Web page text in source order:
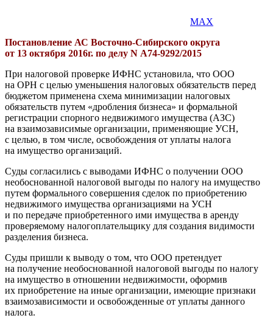
MAX
Постановление АС Восточно-Сибирского округа
от 13 октября 2016г. по делу N А74-9292/2015
При налоговой проверке ИФНС установила, что ООО
на ОРН с целью уменьшения налоговых обязательств перед
бюджетом применена схема минимизации налоговых
обязательств путем «дробления бизнеса» и формальной
регистрации спорного недвижимого имущества (АЗС)
на взаимозависимые организации, применяющие УСН,
с целью, в том числе, освобождения от уплаты налога
на имущество организаций.
Суды согласились с выводами ИФНС о получении ООО
необоснованной налоговой выгоды по налогу на имущество
путем формального совершения сделок по приобретению
недвижимого имущества организациями на УСН
и по передаче приобретенного ими имущества в аренду
проверяемому налогоплательщику для создания видимости
разделения бизнеса.
Суды пришли к выводу о том, что ООО претендует
на получение необоснованной налоговой выгоды по налогу
на имущество в отношении недвижимости, оформив
их приобретение на иные организации, имеющие признаки
взаимозависимости и освобожденные от уплаты данного
налога.